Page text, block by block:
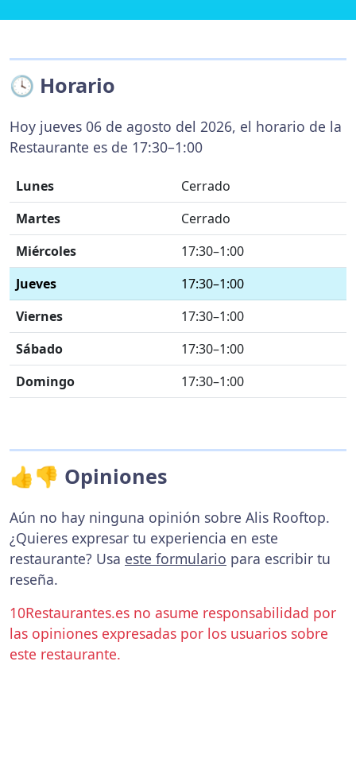
🕓 Horario
Hoy jueves 06 de agosto del 2026, el horario de la
Restaurante es de 17:30–1:00
Lunes
Cerrado
Martes
Cerrado
Miércoles
17:30–1:00
Jueves
17:30–1:00
Viernes
17:30–1:00
Sábado
17:30–1:00
Domingo
17:30–1:00
👍👎 Opiniones
Aún no hay ninguna opinión sobre Alis Rooftop.
¿Quieres expresar tu experiencia en este
restaurante? Usa este formulario para escribir tu
reseña.
10Restaurantes.es no asume responsabilidad por
las opiniones expresadas por los usuarios sobre
este restaurante.